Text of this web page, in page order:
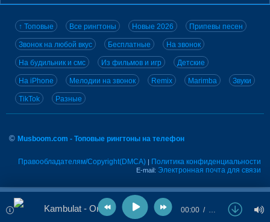
↑ Топовые Все рингтоны Новые 2026 Припевы песен
Звонок на любой вкус Бесплатные На звонок
На будильник и смс Из фильмов и игр Детские
На iPhone Мелодии на звонок Remix Marimba Звуки
TikTok Разные
© Musboom.com - Топовые рингтоны на телефон
Правообладателям/Copyright(DMCA) | Политика конфиденциальности
E-mail: Электронная почта для связи
Kambulat - Она 00:00 …